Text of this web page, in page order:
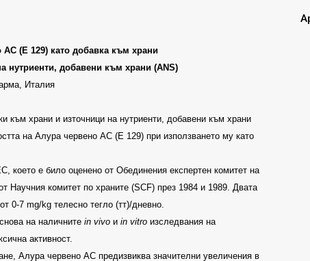
АС (E 129) като добавка към храни
нутриенти, добавени към храни (ANS)
Италия
към храни и източници на нутриенти, добавени към храни
на Алура червено AC (E 129) при използването му като
което е било оценено от Обединения експертен комитет на
Научния комитет по храните (SCF) през 1984 и 1989. Двата
от 0-7 mg/kg телесно тегло (тт)/дневно.
на наличните in vivo и in vitro изследвания на
активност.
Алура червено AC предизвиква значителни увеличения в